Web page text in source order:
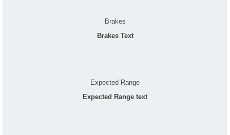
Brakes
Brakes Text
Expected Range
Expected Range text